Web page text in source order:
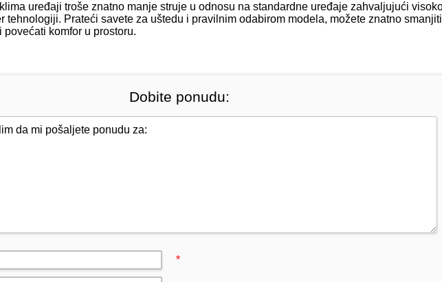
uređaji troše znatno manje struje u odnosu na standardne uređaje zahvaljujući
tehnologiji. Prateći savete za uštedu i pravilnim odabirom modela, možete znatno smanjiti
povećati komfor u prostoru.
Dobite ponudu:
*